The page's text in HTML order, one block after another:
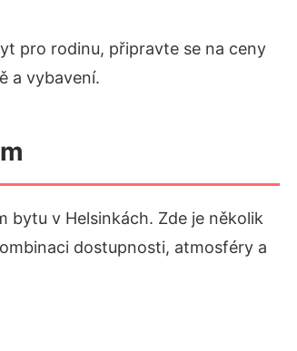
pro rodinu, připravte se na ceny
a vybavení.
bytu v Helsinkách. Zde je několik
dostupnosti, atmosféry a